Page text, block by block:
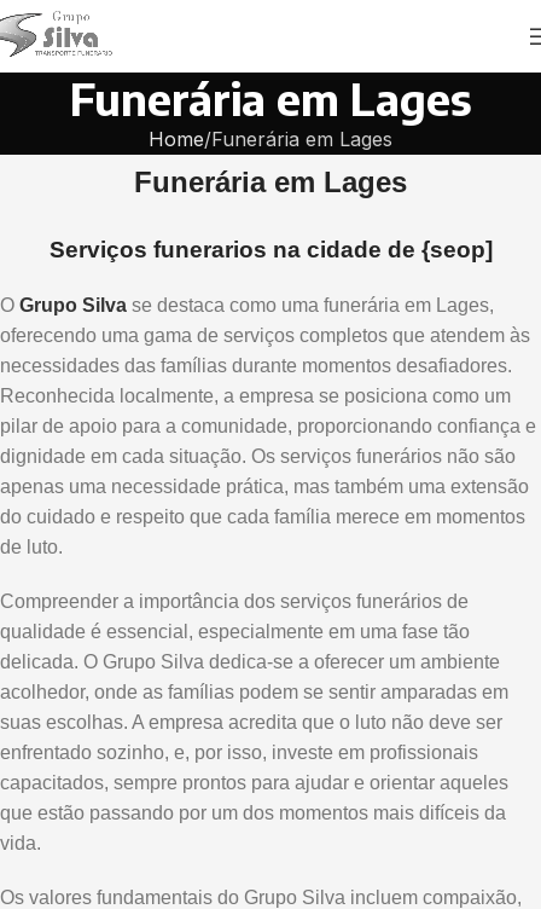
Funerária em Lages
Home Funerária em Lages
Funerária em Lages
Serviços funerarios na cidade de {seop]
O Grupo Silva se destaca como uma funerária em Lages,
oferecendo uma gama de serviços completos que atendem às
necessidades das famílias durante momentos desafiadores.
Reconhecida localmente, a empresa se posiciona como um
pilar de apoio para a comunidade, proporcionando confiança e
dignidade em cada situação. Os serviços funerários não são
apenas uma necessidade prática, mas também uma extensão
do cuidado e respeito que cada família merece em momentos
de luto.
Compreender a importância dos serviços funerários de
qualidade é essencial, especialmente em uma fase tão
delicada. O Grupo Silva dedica-se a oferecer um ambiente
acolhedor, onde as famílias podem se sentir amparadas em
suas escolhas. A empresa acredita que o luto não deve ser
enfrentado sozinho, e, por isso, investe em profissionais
capacitados, sempre prontos para ajudar e orientar aqueles
que estão passando por um dos momentos mais difíceis da
vida.
Os valores fundamentais do Grupo Silva incluem compaixão,